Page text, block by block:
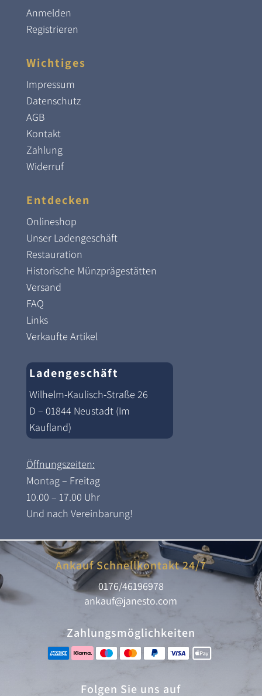
Anmelden
Registrieren
Wichtiges
Impressum
Datenschutz
AGB
Kontakt
Zahlung
Widerruf
Entdecken
Onlineshop
Unser Ladengeschäft
Restauration
Historische Münzprägestätten
Versand
FAQ
Links
Verkaufte Artikel
Ladengeschäft
Wilhelm-Kaulisch-Straße 26
D – 01844 Neustadt (Im
Kaufland)
Öffnungszeiten:
Montag – Freitag
10.00 – 17.00 Uhr
Und nach Vereinbarung!
Ankauf Schnellkontakt 24/7
0176/46196978
ankauf@janesto.com
Zahlungsmöglichkeiten
Folgen Sie uns auf